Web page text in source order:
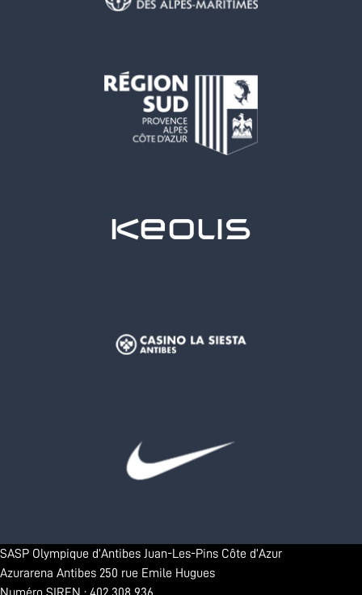
SASP Olympique d’Antibes Juan-Les-Pins Côte d’Azur
Azurarena Antibes 250 rue Emile Hugues